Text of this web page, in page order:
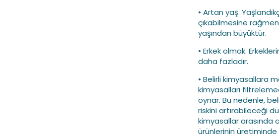
• Artan yaş.
çıkabilmesine
yaşından büyüktür.
• Erkek olmak.
daha fazladır.
• Belirli kimyasallara
kimyasalları
oynar. Bu nedenle,
riskini artırabileceği
kimyasallar arasında
ürünlerinin üretiminde